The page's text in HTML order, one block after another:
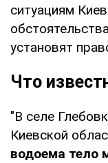
ситуациям
установят
Что
"В селе
Киевской
водоема тело